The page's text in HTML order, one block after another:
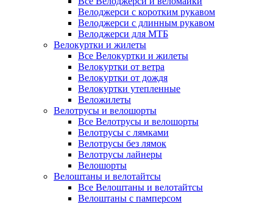
Велоджерси с коротким рукавом
Велоджерси с длинным рукавом
Велоджерси для МТБ
Велокуртки и жилеты
Все Велокуртки и жилеты
Велокуртки от ветра
Велокуртки от дождя
Велокуртки утепленные
Веложилеты
Велотрусы и велошорты
Все Велотрусы и велошорты
Велотрусы с лямками
Велотрусы без лямок
Велотрусы лайнеры
Велошорты
Велоштаны и велотайтсы
Все Велоштаны и велотайтсы
Велоштаны с памперсом